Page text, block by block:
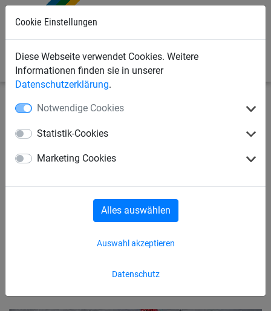
Cookie Einstellungen
Diese Webseite verwendet Cookies. Weitere
Informationen finden sie in unserer
Datenschutzerklärung.
Notwendige Cookies
Statistik-Cookies
Marketing Cookies
Datenschutz
Auswahl akzeptieren
Alles auswählen
Industrienetze Abdecknetze und -planen Abdecknetze
Abdecknetz ø 2,3 mm aus
Polypropylen, Größe 3,50 x 7
m